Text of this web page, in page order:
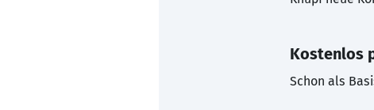
Kostenlos
Schon als